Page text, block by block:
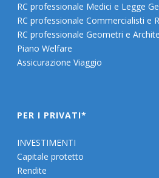
RC professionale Medici e Legge
RC professionale Commercialisti e
RC professionale Geometri e
Piano Welfare
Assicurazione Viaggio
PER I PRIVATI*
INVESTIMENTI
Capitale protetto
Rendite